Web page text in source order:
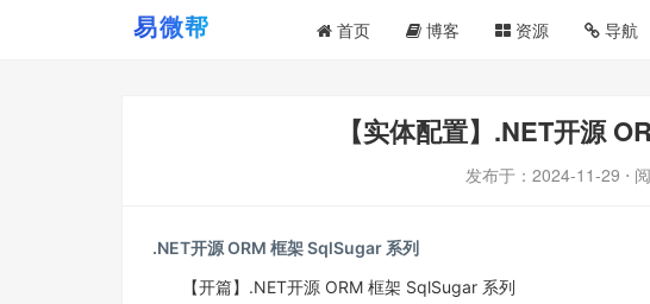
首页 博客 资源 导航
【实体配置】.NET开源
发布于： 2024-11-29 ⋅
.NET开源 ORM 框架 SqlSugar 系列
【开篇】.NET开源 ORM 框架 SqlSugar 系列